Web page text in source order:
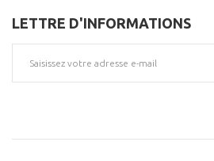
LETTRE D'INFORMATIONS